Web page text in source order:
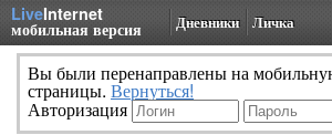
LiveInternet
мобильная версия Дневники Личка
Вы были перенаправлены на
страницы. Вернуться!
Авторизация